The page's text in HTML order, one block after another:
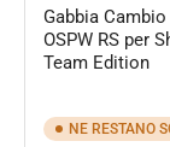
Gabbia
OSPW RS per
Team Edition
NE RESTANO